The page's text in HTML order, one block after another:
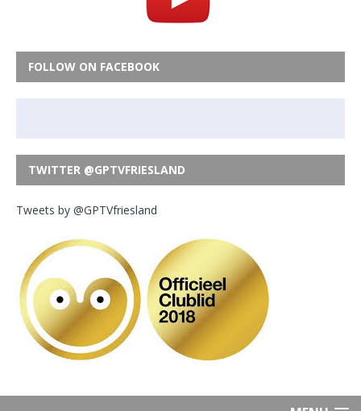
FOLLOW ON FACEBOOK
TWITTER @GPTVFRIESLAND
Tweets by @GPTVfriesland